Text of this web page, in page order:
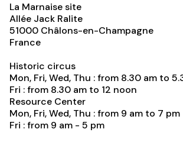
La Marnaise site
Allée Jack Ralite
51000 Châlons-en-Champagne
France
Historic circus
Mon, Fri, Wed, Thu : from 8.30 am to
Fri : from 8.30 am to 12 noon
Resource Center
Mon, Fri, Wed, Thu : from 9 am to 7 pm
Fri : from 9 am - 5 pm